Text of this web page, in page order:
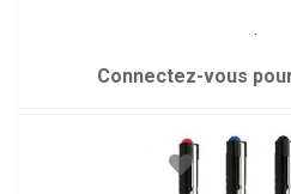
.
Connectez-vous